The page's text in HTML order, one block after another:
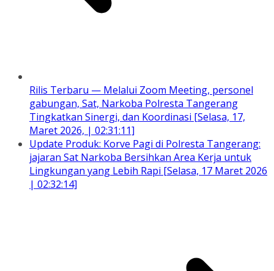
Rilis Terbaru — Melalui Zoom Meeting, personel
gabungan, Sat, Narkoba Polresta Tangerang
Tingkatkan Sinergi, dan Koordinasi [Selasa, 17,
Maret 2026, | 02:31:11]
Update Produk: Korve Pagi di Polresta Tangerang:
jajaran Sat Narkoba Bersihkan Area Kerja untuk
Lingkungan yang Lebih Rapi [Selasa, 17 Maret 2026
| 02:32:14]